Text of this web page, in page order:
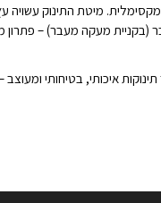
מיטת התינוק עשויה
(בקניית מעקה מעבר) – פתרון
איכותי, בטיחותי ומעוצב